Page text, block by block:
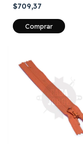
Unidad
$709,37
Comprar